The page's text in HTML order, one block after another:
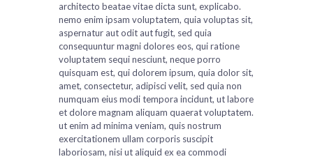
architecto beatae vitae dicta sunt, explicabo.
nemo enim ipsam voluptatem, quia voluptas sit,
aspernatur aut odit aut fugit, sed quia
consequuntur magni dolores eos, qui ratione
voluptatem sequi nesciunt, neque porro
quisquam est, qui dolorem ipsum, quia dolor sit,
amet, consectetur, adipisci velit, sed quia non
numquam eius modi tempora incidunt, ut labore
et dolore magnam aliquam quaerat voluptatem.
ut enim ad minima veniam, quis nostrum
exercitationem ullam corporis suscipit
laboriosam, nisi ut aliquid ex ea commodi